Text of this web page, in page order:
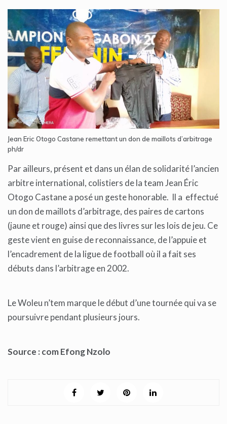
Jean Eric Otogo Castane remettant un don de maillots d’arbitrage
ph/dr
Par ailleurs, présent et dans un élan de solidarité l’ancien
arbitre international, colistiers de la team Jean Éric
Otogo Castane a posé un geste honorable. Il a effectué
un don de maillots d’arbitrage, des paires de cartons
(jaune et rouge) ainsi que des livres sur les lois de jeu. Ce
geste vient en guise de reconnaissance, de l’appuie et
l’encadrement de la ligue de football où il a fait ses
débuts dans l’arbitrage en 2002.
Le Woleu n’tem marque le début d’une tournée qui va se
poursuivre pendant plusieurs jours.
Source : comEfong Nzolo